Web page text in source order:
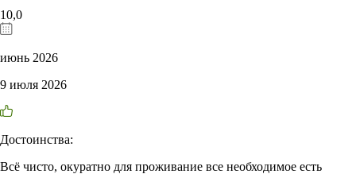
10,0
июнь 2026
9 июля 2026
Достоинства:
Всё чисто, окуратно для проживание все необходимое есть